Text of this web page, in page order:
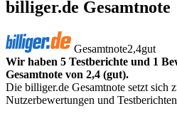
billiger.de Gesamtnote
Gesamtnote2,4gut
Wir haben 5 Testberichte und 1
Gesamtnote von 2,4 (gut).
Die billiger.de Gesamtnote setzt sich
Nutzerbewertungen und